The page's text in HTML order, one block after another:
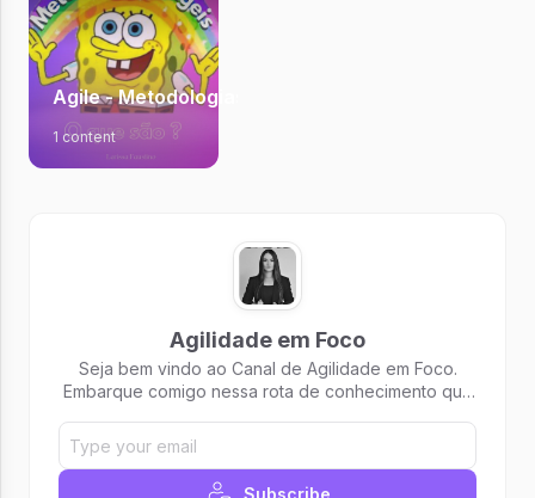
Agile - Metodologias Ágeis
1 content
Agilidade em Foco
Seja bem vindo ao Canal de Agilidade em Foco.
Embarque comigo nessa rota de conhecimento que
Subscribe